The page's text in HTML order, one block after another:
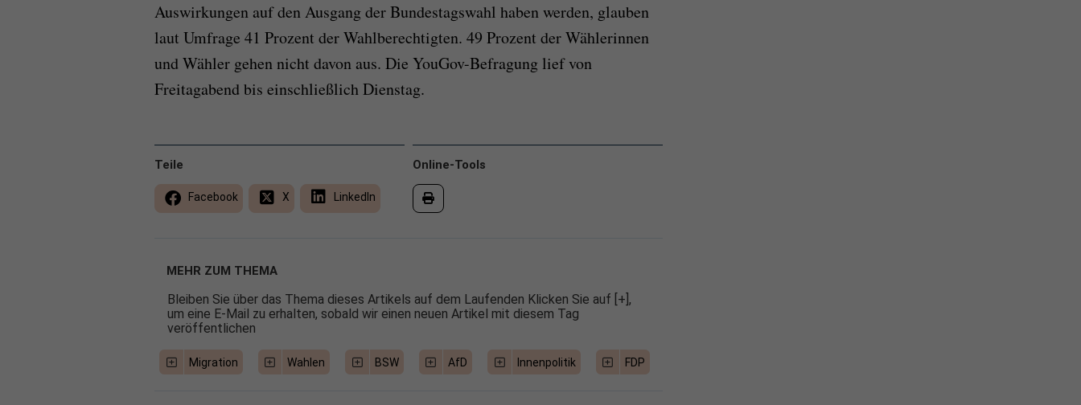
Auswirkungen auf den Ausgang der Bundestagswahl haben werden, glauben
laut Umfrage 41 Prozent der Wahlberechtigten. 49 Prozent der Wählerinnen
und Wähler gehen nicht davon aus. Die YouGov-Befragung lief von
Freitagabend bis einschließlich Dienstag.
Online-Tools
Teile
Facebook X LinkedIn
MEHR ZUM THEMA
Bleiben Sie über das Thema dieses Artikels auf dem Laufenden Klicken Sie auf [+],
um eine E-Mail zu erhalten, sobald wir einen neuen Artikel mit diesem Tag
veröffentlichen
Migration Wahlen BSW AfD Innenpolitik FDP